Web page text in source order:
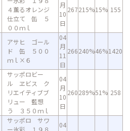
４薫るオレンジ
仕立て 缶 ５
００ｍｌ
月
10
日
267215%15% 155
アサヒ ゴール
ド 缶 ５００
ｍｌ×６
04
月
11
日
266240%46%1420
サッポロビー
ル ヱビス ク
リエイティブブ
リュー 藍想
う ３５０ｍｌ
04
月
10
日
260289%51% 258
サッポロ サワ
ー氷彩 １９８
04